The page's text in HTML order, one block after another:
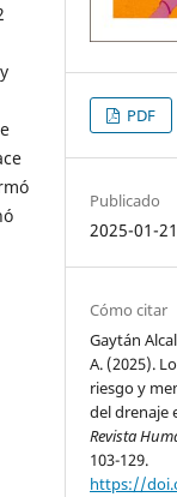
PDF
Publicado
2025-01-21
Cómo citar
Gaytán
A. (2025).
riesgo y
del drenaje
Revista
103-129.
https://